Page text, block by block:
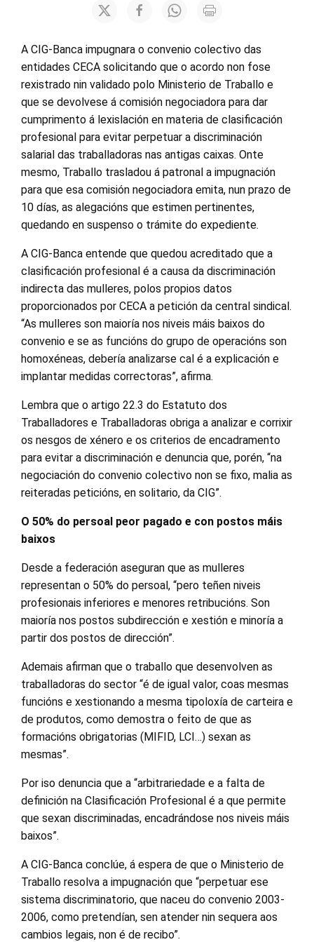
A CIG-Banca impugnara o convenio colectivo das
entidades CECA solicitando que o acordo non fose
rexistrado nin validado polo Ministerio de Traballo e
que se devolvese á comisión negociadora para dar
cumprimento á lexislación en materia de clasificación
profesional para evitar perpetuar a discriminación
salarial das traballadoras nas antigas caixas. Onte
mesmo, Traballo trasladou á patronal a impugnación
para que esa comisión negociadora emita, nun prazo de
10 días, as alegacións que estimen pertinentes,
quedando en suspenso o trámite do expediente.
A CIG-Banca entende que quedou acreditado que a
clasificación profesional é a causa da discriminación
indirecta das mulleres, polos propios datos
proporcionados por CECA a petición da central sindical.
“As mulleres son maioría nos niveis máis baixos do
convenio e se as funcións do grupo de operacións son
homoxéneas, debería analizarse cal é a explicación e
implantar medidas correctoras”, afirma.
Lembra que o artigo 22.3 do Estatuto dos
Traballadores e Traballadoras obriga a analizar e corrixir
os nesgos de xénero e os criterios de encadramento
para evitar a discriminación e denuncia que, porén, “na
negociación do convenio colectivo non se fixo, malia as
reiteradas peticións, en solitario, da CIG”.
O 50% do persoal peor pagado e con postos máis
baixos
Desde a federación aseguran que as mulleres
representan o 50% do persoal, “pero teñen niveis
profesionais inferiores e menores retribucións. Son
maioría nos postos subdirección e xestión e minoría a
partir dos postos de dirección”.
Ademais afirman que o traballo que desenvolven as
traballadoras do sector “é de igual valor, coas mesmas
funcións e xestionando a mesma tipoloxía de carteira e
de produtos, como demostra o feito de que as
formacións obrigatorias (MIFID, LCI…) sexan as
mesmas”.
Por iso denuncia que a “arbitrariedade e a falta de
definición na Clasificación Profesional é a que permite
que sexan discriminadas, encadrándose nos niveis máis
baixos”.
A CIG-Banca conclúe, á espera de que o Ministerio de
Traballo resolva a impugnación que “perpetuar ese
sistema discriminatorio, que naceu do convenio 2003-
2006, como pretendían, sen atender nin sequera aos
cambios legais, non é de recibo”.